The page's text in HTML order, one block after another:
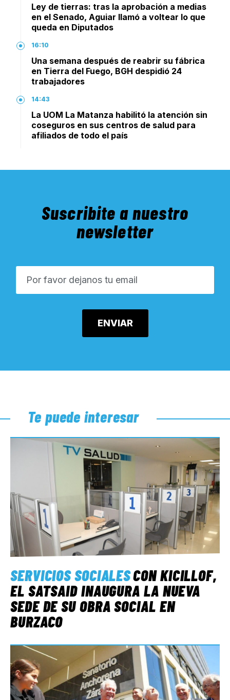
Ley de tierras: tras la aprobación a medias
en el Senado, Aguiar llamó a voltear lo que
queda en Diputados
16:10
Una semana después de reabrir su fábrica
en Tierra del Fuego, BGH despidió 24
trabajadores
14:43
La UOM La Matanza habilitó la atención sin
coseguros en sus centros de salud para
afiliados de todo el país
Suscribite a nuestro
newsletter
Te puede interesar
SERVICIOS SOCIALESCON KICILLOF,
EL SATSAID INAUGURA LA NUEVA
SEDE DE SU OBRA SOCIAL EN
BURZACO